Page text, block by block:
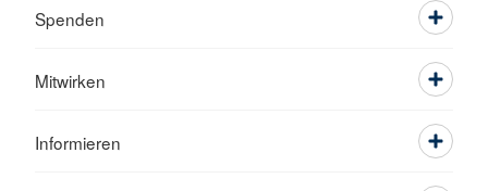
Spenden
Mitwirken
Informieren